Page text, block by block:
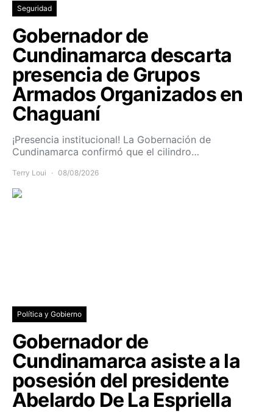
Seguridad
Gobernador de
Cundinamarca descarta
presencia de Grupos
Armados Organizados en
Chaguaní
¡Presencia institucional! La Gobernación de
Cundinamarca confirmó que el cilindro…
Terry Loui 08/08/2026
Política y Gobierno
Gobernador de
Cundinamarca asiste a la
posesión del presidente
Abelardo De La Espriella